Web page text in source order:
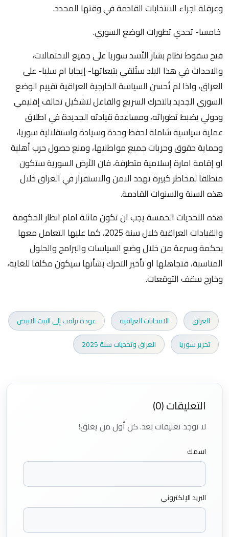
وعرقلة اجراء الانتخابات القادمة في وقتها المحدد.
خامسا- تحدي تطورات الوضع السوري.
فتح سقوط نظام بشار الأسد سوريا على جميع الاحتمالات،
والاحداث في هذا البلد ستُلقي بتبعاتها- إيجابا ام سلبا- على
العراق، واذا لم تُحسن السياسة الخارجية العراقية تقييم الوضع
السوري الجديد بالتحرك السريع والفاعل لتشكيل تحالف إقليمي
ودولي يضبط تطوراته، ومساعدة قيادته الجديدة في اطلاق
عملية سياسية شاملة لحفظ وحدة وسيادة واستقلالية سوريا،
وحماية حقوق وحريات جميع مواطنيها، ومنع حصول حرب أهلية
او إقامة امارة إسلامية متطرفة، فان الأرض السورية ستكون
منطلقا لمخاطر كبيرة تهدد الامن والاستقرار في العراق خلال
هذه السنة والسنوات القادمة.
هذه التحديات الخمسة يجب ان تكون ماثلة امام انظار الحكومة
والقيادات العراقية خلال سنة 2025، كما عليها التعامل معها
بحكمة وسرعة من خلال وضع السياسات والبرامج والحلول
المناسبة، فتجاهلها او تأخير التحرك بشأنها سيكون مكلفا للغاية،
وخارج سقف التوقعات.
العراق الانتخابات العراقية
عودة ترامب إلى البيت الابيض
تحرير سوريا
العراق وتحديات سنة 2025
التعليقات (0)
لا توجد تعليقات بعد. كن أول من يعلق!
اسمك
البريد الإلكتروني